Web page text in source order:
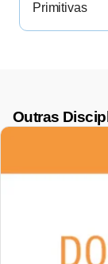
Primitivas
Outras